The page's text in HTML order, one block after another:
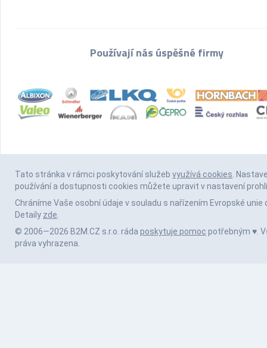
Používají nás úspěšné firmy
Tato stránka v rámci poskytování služeb využívá cookies.
používání a dostupnosti cookies můžete upravit v nastavení
Chráníme Vaše osobní údaje v souladu s nařízením Evropské unie
Detaily zde.
© 2006—2026 B2M.CZ s.r.o. ráda poskytuje pomoc potřebným ♥️.
práva vyhrazena.